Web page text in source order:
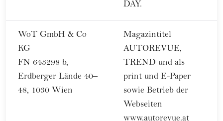
DAY.
WoT GmbH & Co
KG
FN 643298 b,
Erdberger Lände 40–
48, 1030 Wien
Magazintitel
AUTOREVUE,
TREND und als
print und E-Paper
sowie Betrieb der
Webseiten
www.autorevue.at